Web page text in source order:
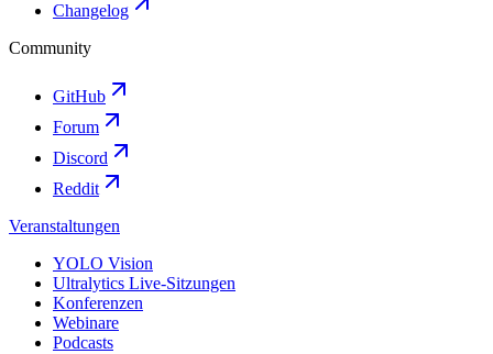
Changelog
Community
GitHub
Forum
Discord
Reddit
Veranstaltungen
YOLO Vision
Ultralytics Live-Sitzungen
Konferenzen
Webinare
Podcasts